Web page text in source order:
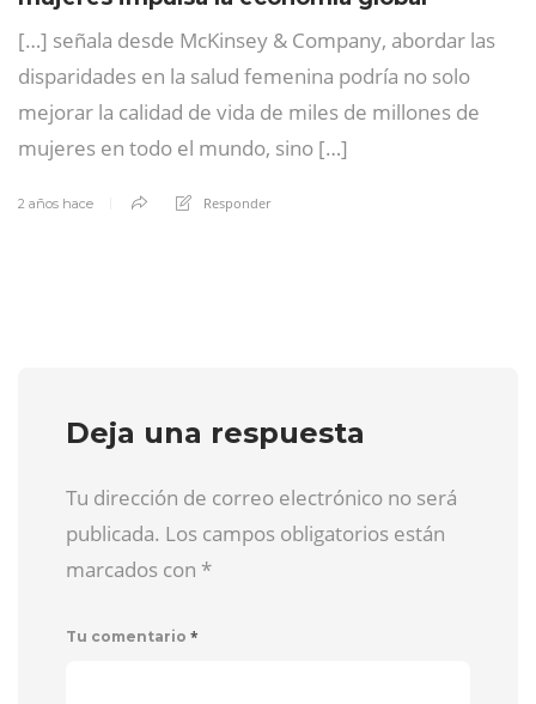
[…] señala desde McKinsey & Company, abordar las
disparidades en la salud femenina podría no solo
mejorar la calidad de vida de miles de millones de
mujeres en todo el mundo, sino […]
2 años hace Responder
Deja una respuesta
Tu dirección de correo electrónico no será
publicada. Los campos obligatorios están
marcados con *
Tu comentario *